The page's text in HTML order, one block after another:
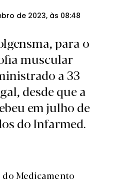
de 2023, às 08:48
para o
muscular
a 33
desde que a
em julho de
do Infarmed.
Medicamento